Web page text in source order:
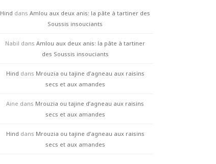
Hind dans Amlou aux deux anis: la pâte à tartiner des
Soussis insouciants
Nabil dans Amlou aux deux anis: la pâte à tartiner
des Soussis insouciants
Hind dans Mrouzia ou tajine d’agneau aux raisins
secs et aux amandes
Aine dans Mrouzia ou tajine d’agneau aux raisins
secs et aux amandes
Hind dans Mrouzia ou tajine d’agneau aux raisins
secs et aux amandes